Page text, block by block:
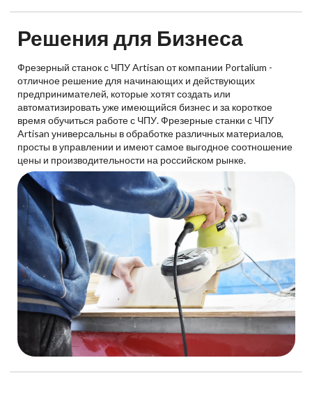
Решения для Бизнеса
Фрезерный станок с ЧПУ Artisan от компании Portalium -
отличное решение для начинающих и действующих
предпринимателей, которые хотят создать или
автоматизировать уже имеющийся бизнес и за короткое
время обучиться работе с ЧПУ. Фрезерные станки с ЧПУ
Artisan универсальны в обработке различных материалов,
просты в управлении и имеют самое выгодное соотношение
цены и производительности на российском рынке.